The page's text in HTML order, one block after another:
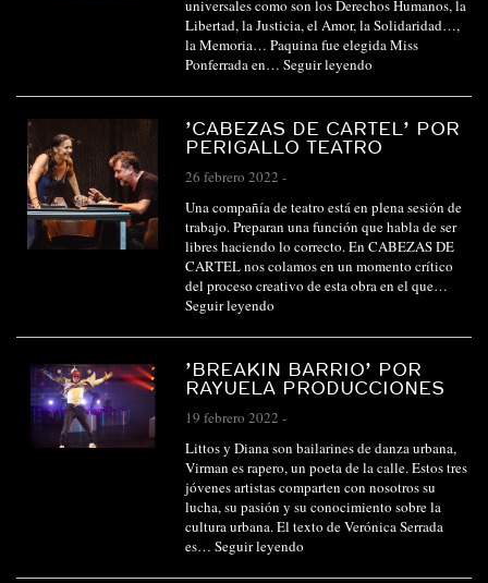
universales como son los Derechos Humanos, la
Libertad, la Justicia, el Amor, la Solidaridad…,
la Memoria… Paquina fue elegida Miss
Ponferrada en… Seguir leyendo
’CABEZAS DE CARTEL’ POR
PERIGALLO TEATRO
26 febrero 2022 -
Una compañía de teatro está en plena sesión de
trabajo. Preparan una función que habla de ser
libres haciendo lo correcto. En CABEZAS DE
CARTEL nos colamos en un momento crítico
del proceso creativo de esta obra en el que…
Seguir leyendo
’BREAKIN BARRIO’ POR
RAYUELA PRODUCCIONES
19 febrero 2022 -
Littos y Diana son bailarines de danza urbana,
Virman es rapero, un poeta de la calle. Estos tres
jóvenes artistas comparten con nosotros su
lucha, su pasión y su conocimiento sobre la
cultura urbana. El texto de Verónica Serrada
es… Seguir leyendo